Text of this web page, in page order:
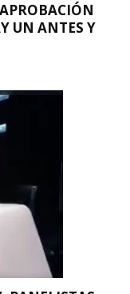
UN ANTES Y